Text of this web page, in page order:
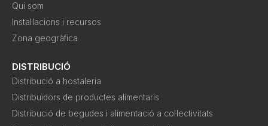
Qui som
Instal·lacions i recursos
Zona geogràfica
DISTRIBUCIÓ
Distribució a hostaleria
Distribuïdors de productes alimentaris
Distribució de begudes i alimentació a col·lectivitats